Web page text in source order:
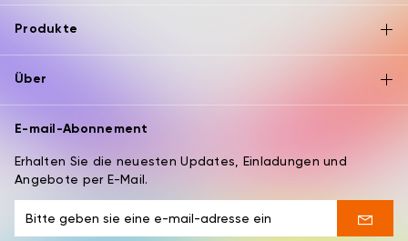
Produkte
Über
E-mail-Abonnement
Erhalten Sie die neuesten Updates, Einladungen und
Angebote per E-Mail.